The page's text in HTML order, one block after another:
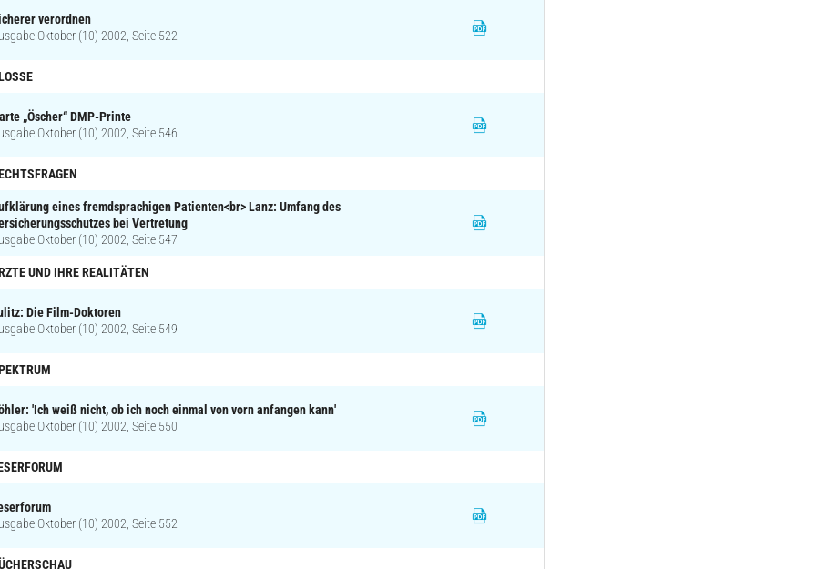
verordnen
Oktober (10) 2002, Seite 522
„Öscher“ DMP-Printe
Oktober (10) 2002, Seite 546
eines fremdsprachigen Patienten<br> Lanz: Umfang des
bei Vertretung
Oktober (10) 2002, Seite 547
UND IHRE REALITÄTEN
Die Film-Doktoren
Oktober (10) 2002, Seite 549
'Ich weiß nicht, ob ich noch einmal von vorn anfangen kann'
Oktober (10) 2002, Seite 550
Oktober (10) 2002, Seite 552